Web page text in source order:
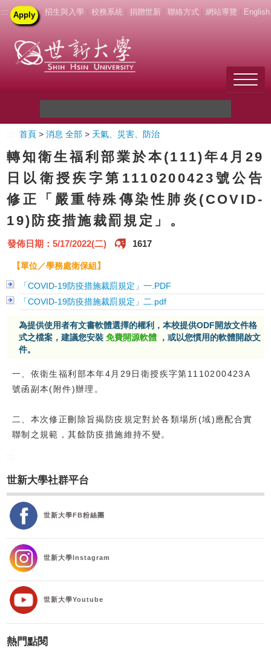
::: Apply | 招生與入學 校務系統 捐贈世新 聯絡方式 網站導覽 English
關於世新
未來學生
新生
在校生
教職員
校友
媒體
首頁 >消息 全部 > 天氣、災害、防治
轉知衛生福利部業於本(111)年4月29
日以衛授疾字第1110200423號公告
修正「嚴重特殊傳染性肺炎(COVID-
19)防疫措施裁罰規定」。
發佈日期：5/17/2022(二) 1617
【單位／學務處衛保組】
「COVID-19防疫措施裁罰規定」一.PDF
「COVID-19防疫措施裁罰規定」二.pdf
為提供使用者有文書軟體選擇的權利，本校提供ODF開放文件格
式之檔案，建議您安裝免費開源軟體 ，或以您慣用的軟體開啟文
件。
一、依衛生福利部本年4月29日衛授疾字第1110200423A
號函副本(附件)辦理。
二、本次修正刪除旨揭防疫規定對於各類場所(域)應配合實
聯制之規範，其餘防疫措施維持不變。
世新大學社群平台
世新大學FB粉絲團
世新大學Instagram
世新大學Youtube
熱門點閱